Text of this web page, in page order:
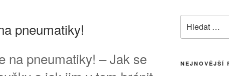
pneumatiky!
na pneumatiky! – Jak se
NEJNOVĚJŠÍ